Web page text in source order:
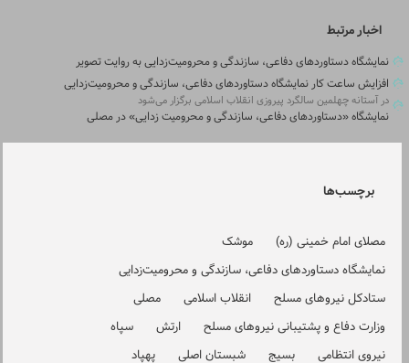
اخبار مرتبط
نمایشگاه دستاوردهای دفاعی، سازندگی و محرومیت‌زدایی به روایت تصویر
افزایش ساعت کار نمایشگاه دستاوردهای دفاعی، سازندگی و محرومیت‌زدایی
در آستانه چهلمین سالگرد پیروزی انقلاب اسلامی برگزار می‌شود
نمایشگاه «دستاوردهای دفاعی، سازندگی و محرومیت زدایی» در مصلی
برچسب‌ها
مصلای امام خمینی (ره)
موشک
نمایشگاه دستاوردهای دفاعی، سازندگی و محرومیت‌زدایی
ستادکل نیروهای مسلح
انقلاب اسلامی
مصلی
وزارت دفاع و پشتیبانی نیروهای مسلح
ارتش
سپاه
نیروی انتظامی
بسیج شبستان اصلی پهپاد